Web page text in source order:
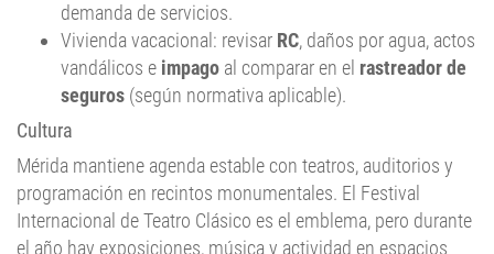
vandálicos eimpago al comparar en el rastreador de
seguros(según normativa aplicable).
Cultura
Mérida mantiene agenda estable con teatros, auditorios y
programación en recintos monumentales. El Festival
Internacional de Teatro Clásico es el emblema, pero durante
el año hay exposiciones, música y actividad en espacios
como el Templo de Diana o el auditorio de la alcazaba. La